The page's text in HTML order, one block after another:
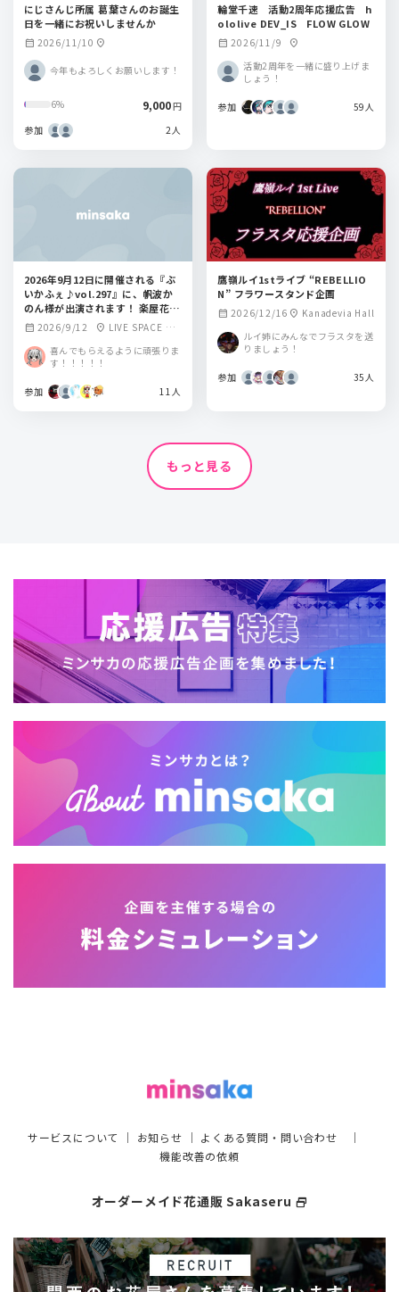
にじさんじ所属 葛葉さんのお誕生
日を一緒にお祝いしませんか
calendar_month 2026/11/10 location_on
今年もよろしくお願いします！
6% 9,000円
参加
2人
輪堂千速 活動2周年応援広告 h
ololive DEV_IS FLOW GLOW
calendar_month 2026/11/9 location_on
活動2周年を一緒に盛り上げま
しょう！
参加 59人
2026年9月12日に開催される『ぶ
いかふぇ♪vol.297』に、帆波か
のん様が出演されます！ 楽屋花で
盛り上げませんか？
calendar_month 2026/9/12 location_on LIVE SPACE Q
ライブBAR from sc
喜んでもらえるように頑張りま
す！！！！！
参加 11人
鷹嶺ルイ1stライブ “REBELLIO
N” フラワースタンド企画
calendar_month 2026/12/16 location_on Kanadevia Hall
ルイ姉にみんなでフラスタを送
りましょう！
参加 35人
もっと見る
サービスについて ｜ お知らせ ｜ よくある質問・問い合わせ ｜
機能改善の依頼
オーダーメイド花通販 Sakaseru select_window